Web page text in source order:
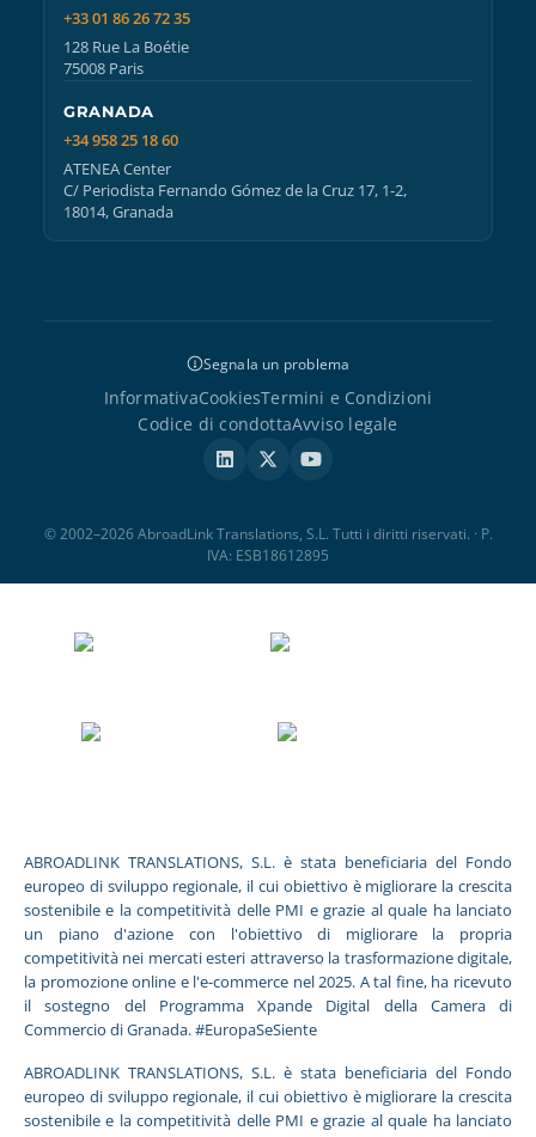
+33 01 86 26 72 35
128 Rue La Boétie
75008 Paris
GRANADA
+34 958 25 18 60
ATENEA Center
C/ Periodista Fernando Gómez de la Cruz 17, 1-2,
18014, Granada
Segnala un problema
InformativaCookiesTermini e Condizioni
Codice di condottaAvviso legale
© 2002–2026 AbroadLink Translations, S.L. Tutti i diritti riservati. · P.
IVA: ESB18612895
ABROADLINK TRANSLATIONS, S.L. è stata beneficiaria del Fondo
europeo di sviluppo regionale, il cui obiettivo è migliorare la crescita
sostenibile e la competitività delle PMI e grazie al quale ha lanciato
un piano d'azione con l'obiettivo di migliorare la propria
competitività nei mercati esteri attraverso la trasformazione digitale,
la promozione online e l'e-commerce nel 2025. A tal fine, ha ricevuto
il sostegno del Programma Xpande Digital della Camera di
Commercio di Granada. #EuropaSeSiente
ABROADLINK TRANSLATIONS, S.L. è stata beneficiaria del Fondo
europeo di sviluppo regionale, il cui obiettivo è migliorare la crescita
sostenibile e la competitività delle PMI e grazie al quale ha lanciato